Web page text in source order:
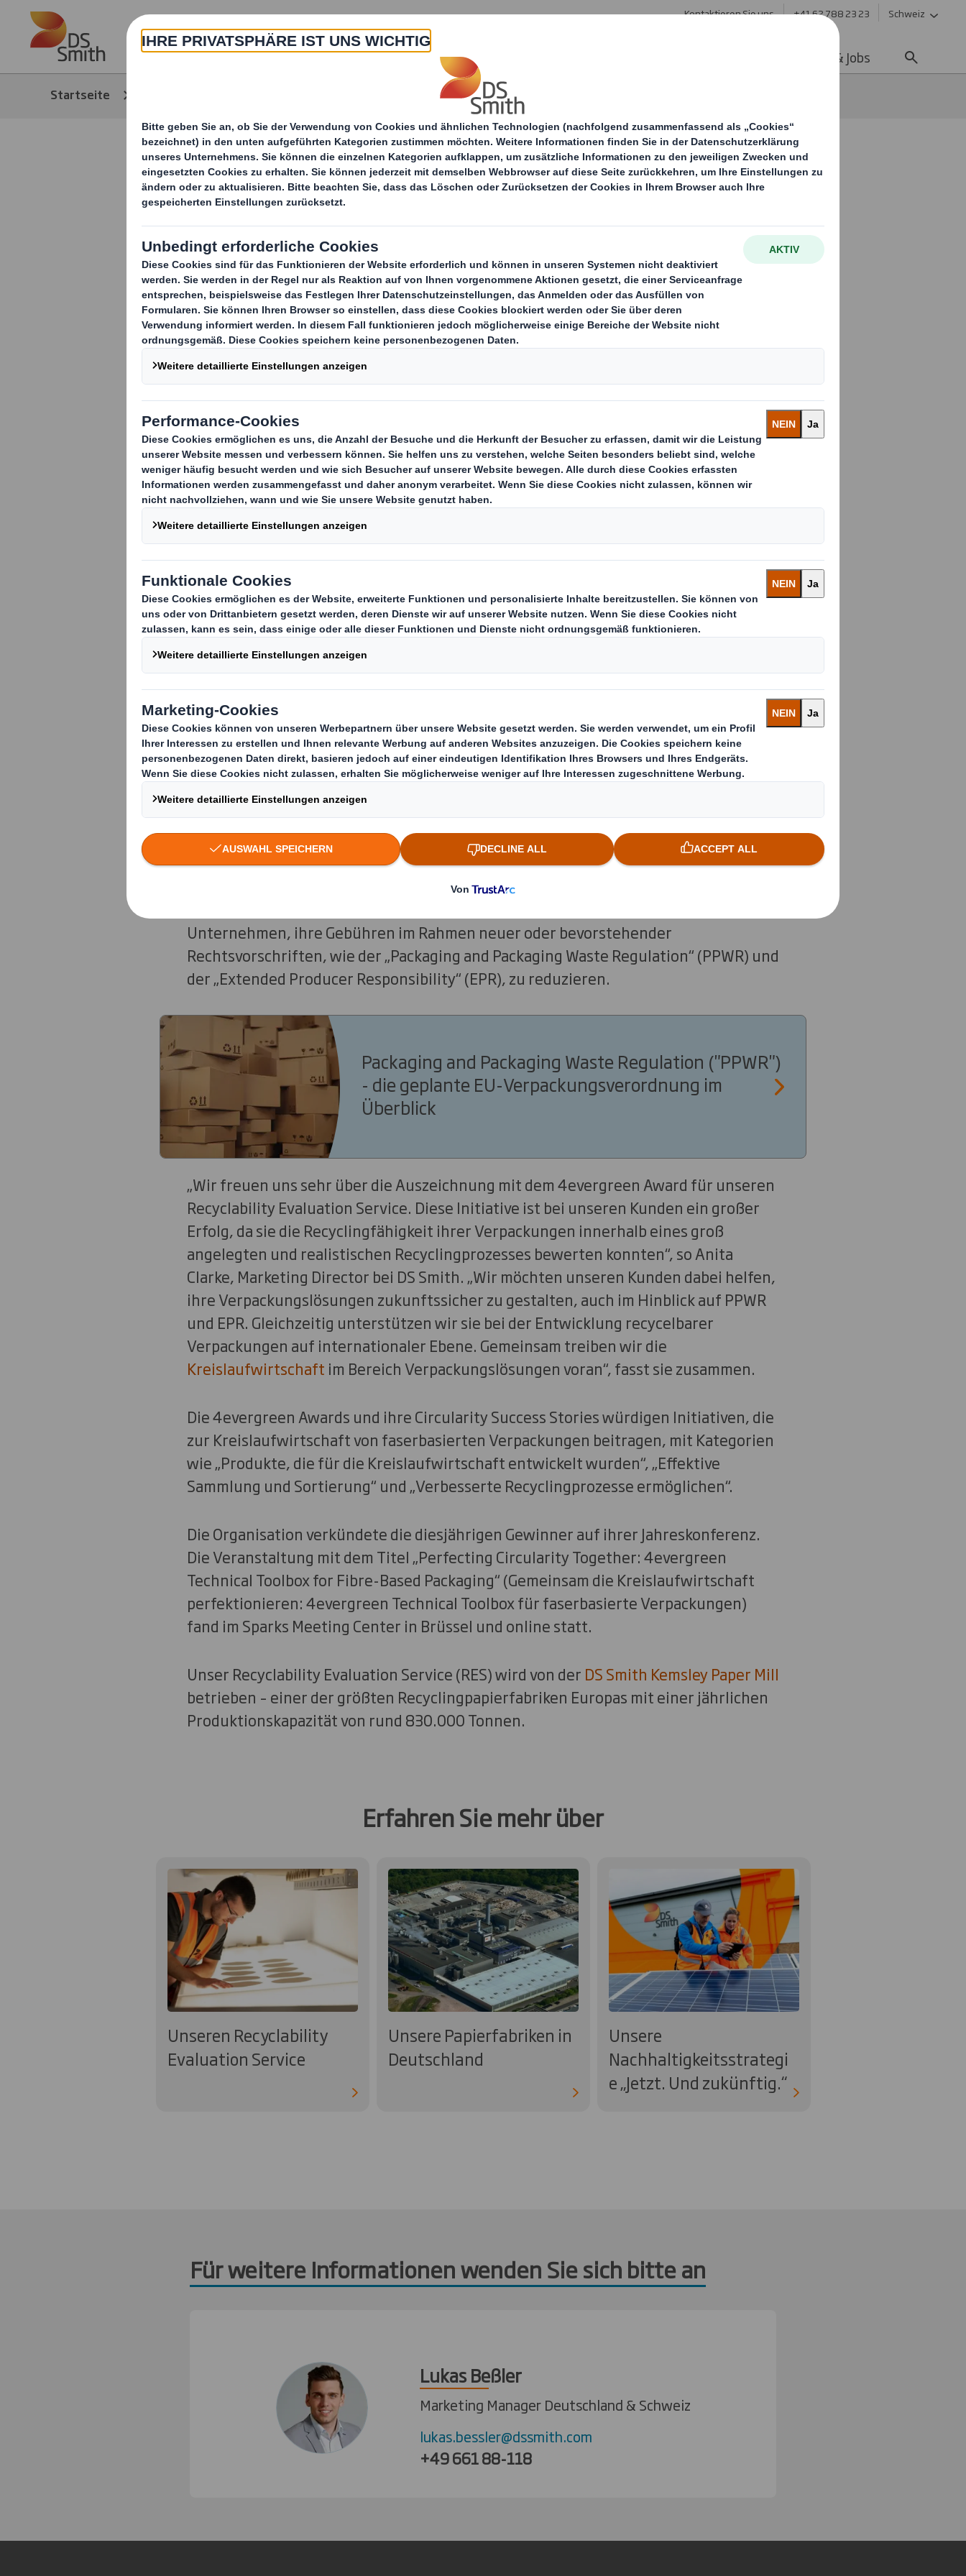
Skip to main content Kontaktieren Sie uns +41 62 788 23 23 Schweiz
Über Uns Produkte & Service Karriere & Jobs
Startseite 4evergreens Circularity Award
DS Smith gewinnt den 4evergreen
Circularity Award für seinen innovativen
Recyclability Evaluation Service (RES)
DS Smith, an International Paper Company, weltweit führender
Anbieter nachhaltiger, faserbasierter Verpackungslösungen,
feiert den Gewinn des 4evergreen Awards 2025 für seinen
innovativen Recyclability Evaluation Service (RES).
Wir wurden in der Kategorie „Produkte oder Dienstleistungen, die verbesserte
Recyclingprozesse ermöglichen” nominiert und erhielten den Circularity Success
Stories Award 2025.
Unser DS Smith Recyclability Evaluation Service (RES) richtet sich an Kunden, die
faserbasierte Verpackungen herstellen, spezifizieren oder entwickeln. Der Service
bietet eine detaillierte Bewertung und Aufschlüsselung ihrer Recyclingfähigkeit
sowie Anleitungen zur Verbesserung für europäische Standard-Recyclinganlagen
oder Papierfabriken.
Das RES-Expertenteam von DS Smith testet jede Verpackungslösung, um ihre
Eignung für das Recycling in einer europäischen Papierfabrik zu bewerten. Dabei
werden die branchenübliche CEPI-Recycling-Testmethodik (V3) und das 4evergreen-
Unternehmen, ihre Gebühren im Rahmen neuer oder bevorstehender
Rechtsvorschriften, wie der „Packaging and Packaging Waste Regulation“ (PPWR) und
der „Extended Producer Responsibility“(EPR), zu reduzieren.
Packaging and Packaging Waste Regulation ("PPWR")
- die geplante EU-Verpackungsverordnung im
Überblick
„Wir freuen uns sehr über die Auszeichnung mit dem 4evergreen Award für unseren
Recyclability Evaluation Service. Diese Initiative ist bei unseren Kunden ein großer
Erfolg, da sie die Recyclingfähigkeit ihrer Verpackungen innerhalb eines groß
angelegten und realistischen Recyclingprozesses bewerten konnten“, so Anita
Clarke, Marketing Director bei DS Smith. „Wir möchten unseren Kunden dabei helfen,
ihre Verpackungslösungen zukunftssicher zu gestalten, auch im Hinblick auf PPWR
und EPR. Gleichzeitig unterstützen wir sie bei der Entwicklung recycelbarer
Verpackungen auf internationaler Ebene. Gemeinsam treiben wir die
Kreislaufwirtschaft im Bereich Verpackungslösungen voran“, fasst sie zusammen.
Die 4evergreen Awards und ihre Circularity Success Stories würdigen Initiativen, die
zur Kreislaufwirtschaft von faserbasierten Verpackungen beitragen, mit Kategorien
wie „Produkte, die für die Kreislaufwirtschaft entwickelt wurden“, „Effektive
Sammlung und Sortierung“ und „Verbesserte Recyclingprozesse ermöglichen“.
Die Organisation verkündete die diesjährigen Gewinner auf ihrer Jahreskonferenz.
Die Veranstaltung mit dem Titel „Perfecting Circularity Together: 4evergreen
Technical Toolbox for Fibre-Based Packaging“ (Gemeinsam die Kreislaufwirtschaft
perfektionieren: 4evergreen Technical Toolbox für faserbasierte Verpackungen)
fand im Sparks Meeting Center in Brüssel und online statt.
Unser Recyclability Evaluation Service (RES) wird von der DS Smith Kemsley Paper Mill
betrieben – einer der größten Recyclingpapierfabriken Europas mit einer jährlichen
Produktionskapazität von rund 830.000 Tonnen.
Erfahren Sie mehr über
Unseren Recyclability
Evaluation Service
Unsere Papierfabriken in
Deutschland
Unsere
Nachhaltigkeitsstrategi
e „Jetzt. Und zukünftig.“
Für weitere Informationen wenden Sie sich bitte an
Lukas Beßler
Marketing Manager Deutschland & Schweiz
lukas.bessler@dssmith.com
+49 661 88-118